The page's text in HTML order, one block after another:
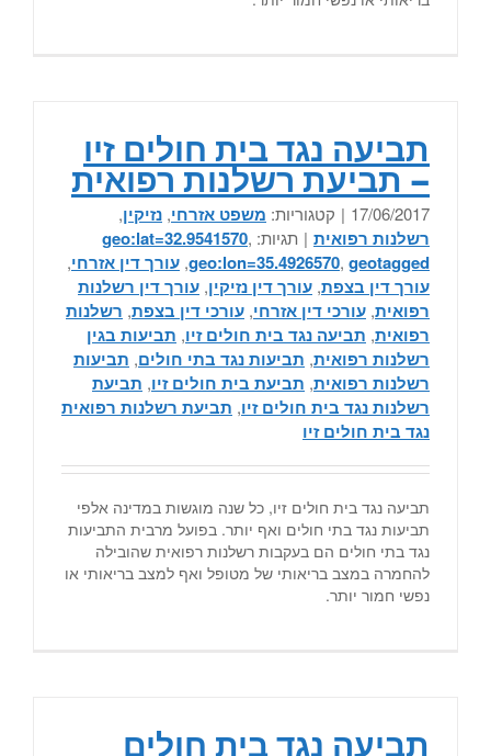
תביעה נגד בית חולים זיו
– תביעת רשלנות רפואית
17/06/2017
| קטגוריות: משפט אזרחי, נזיקין,
רשלנות רפואית | תגיות: geo:lat=32.9541570,
geo:lon=35.4926570, geotagged
, עורך דין אזרחי,
עורך דין בצפת, עורך דין נזיקין, עורך דין רשלנות
רפואית, עורכי דין אזרחי, עורכי דין בצפת, רשלנות
רפואית, תביעה נגד בית חולים זיו, תביעות בגין
רשלנות רפואית, תביעות נגד בתי חולים, תביעות
רשלנות רפואית, תביעת בית חולים זיו, תביעת
רשלנות נגד בית חולים זיו, תביעת רשלנות רפואית
נגד בית חולים זיו
תביעה נגד בית חולים זיו, כל שנה מוגשות במדינה אלפי
תביעות נגד בתי חולים ואף יותר. בפועל מרבית התביעות
נגד בתי חולים הם בעקבות רשלנות רפואית שהובילה
להחמרה במצב בריאותי של מטופל ואף למצב בריאותי או
נפשי חמור יותר.
תביעה נגד בית חולים